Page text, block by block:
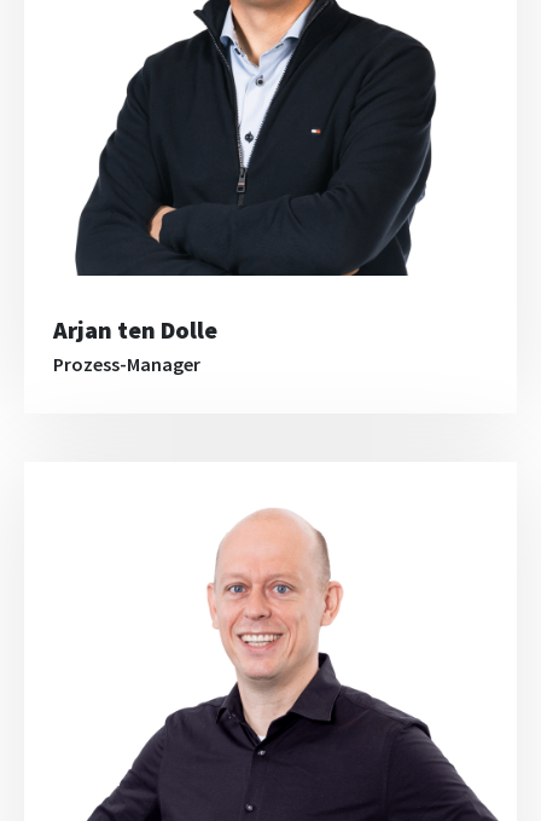
Arjan ten Dolle
Prozess-Manager